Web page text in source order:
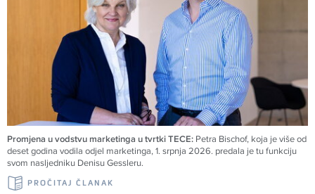
Promjena u vodstvu marketinga u tvrtki TECE: Petra Bischof, koja je više od
deset godina vodila odjel marketinga, 1. srpnja 2026. predala je tu funkciju
svom nasljedniku Denisu Gessleru.
PROČITAJ ČLANAK